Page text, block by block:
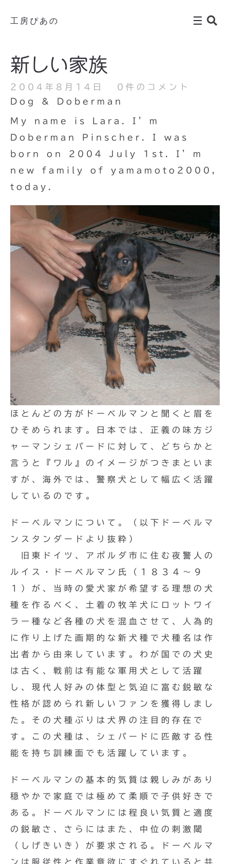
工房ぴあの
新しい家族
2004年8月14日
0件のコメント
Dog & Doberman
My name is Lara. I’m
Doberman Pinscher. I was
born on 2004 July 1st. I’m
new family of yamamoto2000,
today.
ほとんどの方がドーベルマンと聞くと眉を
ひそめられます。日本では、正義の味方ジ
ャーマンシェパードに対して、どちらかと
言うと『ワル』のイメージがつきまといま
すが、海外では、警察犬として幅広く活躍
しているのです。
ドーベルマンについて。（以下ドーベルマ
ンスタンダードより抜粋）
旧東ドイツ、アポルダ市に住む夜警人の
ルイス・ドーベルマン氏（１８３４〜９
１）が、当時の愛犬家が希望する理想の犬
種を作るべく、土着の牧羊犬にロットワイ
ラー種など各種の犬を混血させて、人為的
に作り上げた画期的な新犬種で犬種名は作
出者から由来しています。わが国での犬史
は古く、戦前は有能な軍用犬として活躍
し、現代人好みの体型と気迫に富む鋭敏な
性格が認められ新しいファンを獲得しまし
た。その犬種ぶりは犬界の注目的存在で
す。この犬種は、シェパードに匹敵する性
能を持ち訓練面でも活躍しています。
ドーベルマンの基本的気質は親しみがあり
穏やかで家庭では極めて柔順で子供好きで
ある。ドーベルマンには程良い気質と適度
の鋭敏さ、さらにはまた、中位の刺激閾
（しげきいき）が要求される。ドーベルマ
ンは服従性と作業意欲にすぐれていると共